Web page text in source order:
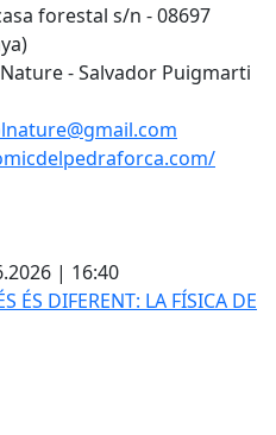
forestal s/n - 08697
- Salvador Puigmarti
| 16:40
DIFERENT: LA FÍSICA DE LA